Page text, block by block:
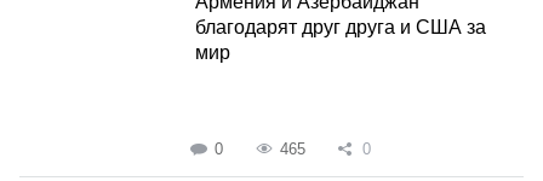
благодарят друг друга и США за
мир
0 465 0